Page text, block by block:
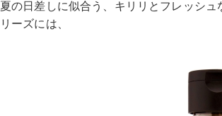
夏の日差しに似合う、キリリとフレッシ
リーズには、